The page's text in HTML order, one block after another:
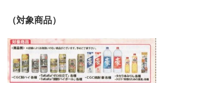
（対象商品）